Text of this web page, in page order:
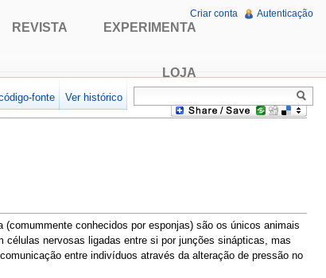
conhecidos por esponjas) são os únicos animais
nervosas ligadas entre si por junções sinápticas, mas
entre indivíduos através da alteração de pressão no
REVISTA EXPERIMENTA
LOJA
Criar conta Autenticação
fonte Ver histórico